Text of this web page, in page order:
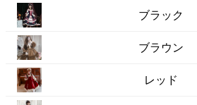
ブラック
ブラウン
レッド